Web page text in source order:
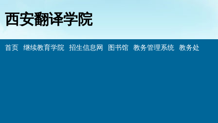
西安翻译学院
首页 继续教育学院 招生信息网 图书馆 教务管理系统 教务处